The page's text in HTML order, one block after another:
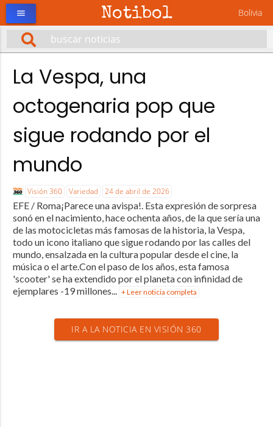
Notibol Bolivia
menu
La Vespa, una
octogenaria pop que
sigue rodando por el
mundo
Visión 360 Variedad 24 de abril de 2026
EFE / Roma¡Parece una avispa!. Esta expresión de sorpresa
sonó en el nacimiento, hace ochenta años, de la que sería una
de las motocicletas más famosas de la historia, la Vespa,
todo un icono italiano que sigue rodando por las calles del
mundo, ensalzada en la cultura popular desde el cine, la
música o el arte.Con el paso de los años, esta famosa
'scooter' se ha extendido por el planeta con infinidad de
ejemplares -19 millones... + Leer noticia completa
IR A LA NOTICIA EN VISIÓN 360